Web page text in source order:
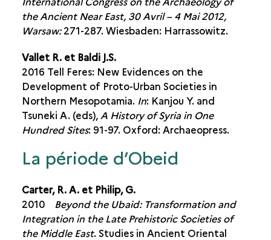
the Ancient Near East, 30 Avril – 4 Mai 2012,
Warsaw:271-287. Wiesbaden: Harrassowitz.
Vallet R. et Baldi J.S.
2016 Tell Feres: New Evidences on the
Development of Proto-Urban Societies in
Northern Mesopotamia. In: Kanjou Y. and
Tsuneki A. (eds),A History of Syria in One
Hundred Sites: 91-97. Oxford: Archaeopress.
La période d’Obeid
Carter, R. A. et Philip, G.
2010 Beyond the Ubaid: Transformation and
Integration in the Late Prehistoric Societies of
the Middle East. Studies in Ancient Oriental